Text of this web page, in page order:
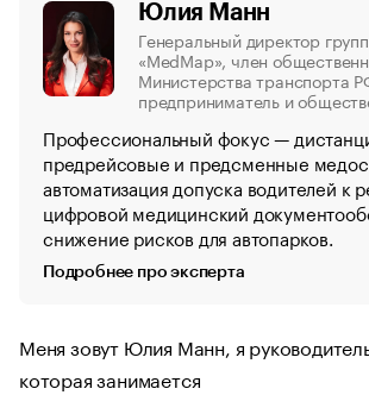
Юлия Манн
Генеральный директор
«MedMap», член
Министерства транспорта
предприниматель и
Профессиональный фокус —
предрейсовые и предсменные
автоматизация допуска водителей к
цифровой медицинский
снижение рисков для автопарков.
Подробнее про эксперта
Меня зовут Юлия Манн, я
которая занимается